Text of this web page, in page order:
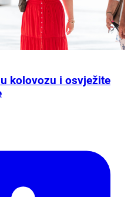
kolovozu i osvježite